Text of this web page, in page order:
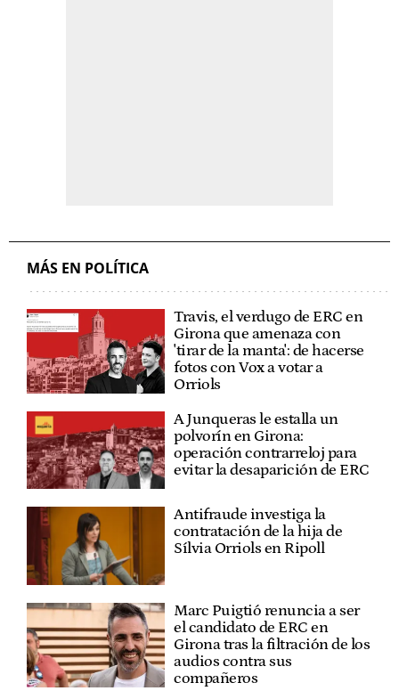
MÁS EN POLÍTICA
Travis, el verdugo de ERC en
Girona que amenaza con
'tirar de la manta': de hacerse
fotos con Vox a votar a
Orriols
A Junqueras le estalla un
polvorín en Girona:
operación contrarreloj para
evitar la desaparición de ERC
Antifraude investiga la
contratación de la hija de
Sílvia Orriols en Ripoll
Marc Puigtió renuncia a ser
el candidato de ERC en
Girona tras la filtración de los
audios contra sus
compañeros